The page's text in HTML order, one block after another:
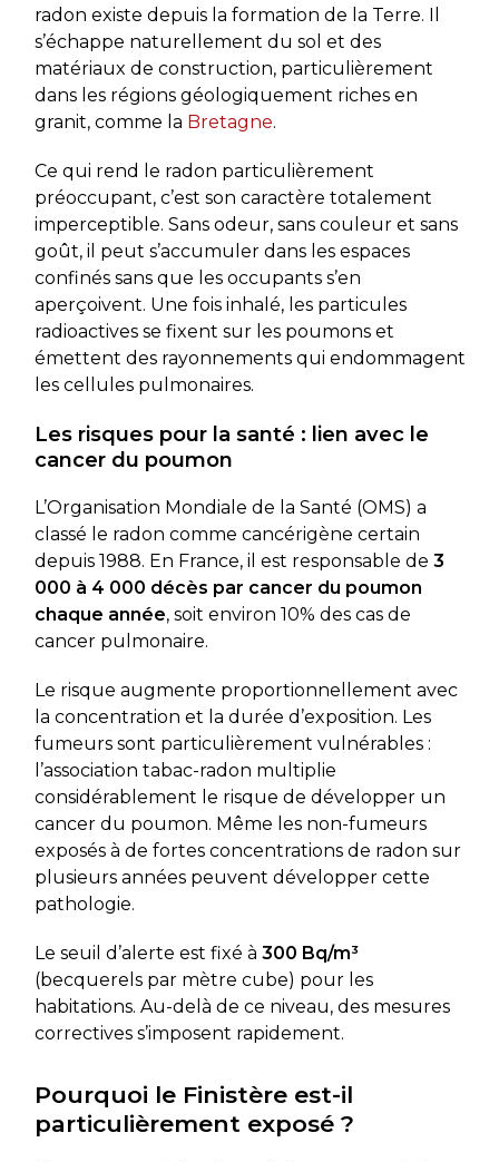
radon existe depuis la formation de la Terre. Il
s’échappe naturellement du sol et des
matériaux de construction, particulièrement
dans les régions géologiquement riches en
granit, comme la Bretagne.
Ce qui rend le radon particulièrement
préoccupant, c’est son caractère totalement
imperceptible. Sans odeur, sans couleur et sans
goût, il peut s’accumuler dans les espaces
confinés sans que les occupants s’en
aperçoivent. Une fois inhalé, les particules
radioactives se fixent sur les poumons et
émettent des rayonnements qui endommagent
les cellules pulmonaires.
Les risques pour la santé : lien avec le
cancer du poumon
L’Organisation Mondiale de la Santé (OMS) a
classé le radon comme cancérigène certain
depuis 1988. En France, il est responsable de 3
000 à 4 000 décès par cancer du poumon
chaque année, soit environ 10% des cas de
cancer pulmonaire.
Le risque augmente proportionnellement avec
la concentration et la durée d’exposition. Les
fumeurs sont particulièrement vulnérables :
l’association tabac-radon multiplie
considérablement le risque de développer un
cancer du poumon. Même les non-fumeurs
exposés à de fortes concentrations de radon sur
plusieurs années peuvent développer cette
pathologie.
Le seuil d’alerte est fixé à 300 Bq/m³
(becquerels par mètre cube) pour les
habitations. Au-delà de ce niveau, des mesures
correctives s’imposent rapidement.
Pourquoi le Finistère est-il
particulièrement exposé ?